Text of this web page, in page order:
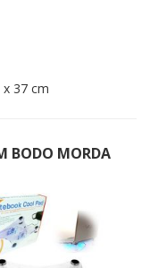
37 cm
BODO MORDA